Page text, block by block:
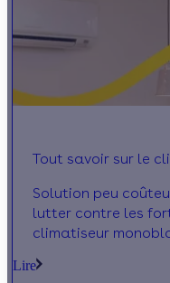
Tout savoir sur le
Solution peu
lutter contre les
climatiseur
logement. Un
Lire